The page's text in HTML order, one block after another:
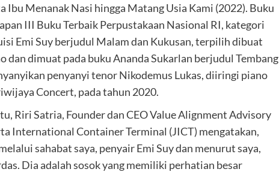
Ibu Menanak Nasi hingga Matang Usia Kami (2022). Buku
III Buku Terbaik Perpustakaan Nasional RI, kategori
Emi Suy berjudul Malam dan Kukusan, terpilih dibuat
dan dimuat pada buku Ananda Sukarlan berjudul Tembang
penyanyi tenor Nikodemus Lukas, diiringi piano
Concert, pada tahun 2020.
Riri Satria, Founder dan CEO Value Alignment Advisory
International Container Terminal (JICT) mengatakan,
sahabat saya, penyair Emi Suy dan menurut saya,
Dia adalah sosok yang memiliki perhatian besar